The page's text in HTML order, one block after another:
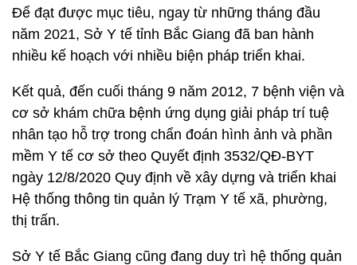
Để đạt được mục tiêu, ngay từ những tháng đầu
năm 2021, Sở Y tế tỉnh Bắc Giang đã ban hành
nhiều kế hoạch với nhiều biện pháp triển khai.
Kết quả, đến cuối tháng 9 năm 2012, 7 bệnh viện và
cơ sở khám chữa bệnh ứng dụng giải pháp trí tuệ
nhân tạo hỗ trợ trong chẩn đoán hình ảnh và phần
mềm Y tế cơ sở theo Quyết định 3532/QĐ-BYT
ngày 12/8/2020 Quy định về xây dựng và triển khai
Hệ thống thông tin quản lý Trạm Y tế xã, phường,
thị trấn.
Sở Y tế Bắc Giang cũng đang duy trì hệ thống quản